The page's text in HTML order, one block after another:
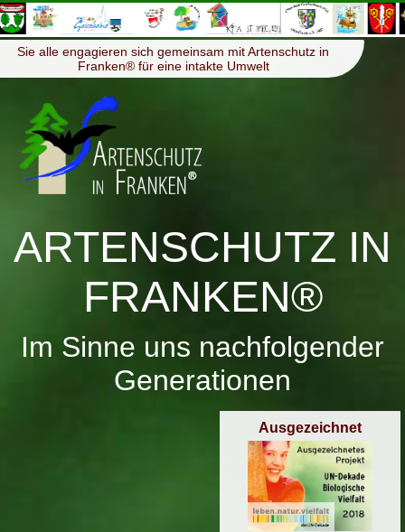
Menü ≡
Sie alle engagieren sich gemeinsam mit Artenschutz in
Franken® für eine intakte Umwelt
ARTENSCHUTZ IN
FRANKEN®
Im Sinne uns nachfolgender
Generationen
Ausgezeichnet